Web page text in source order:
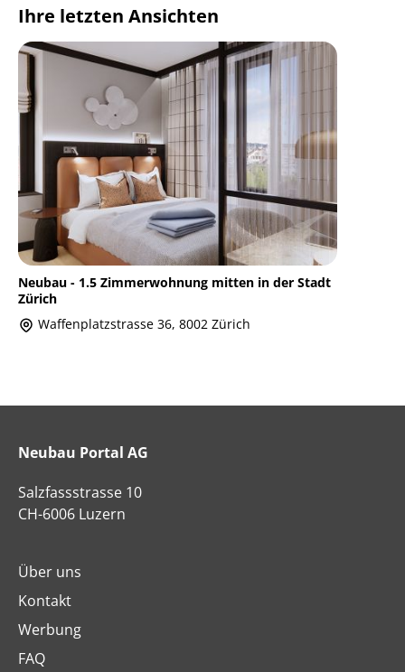
Ihre letzten Ansichten
Neubau - 1.5 Zimmerwohnung mitten in der Stadt
Zürich
Waffenplatzstrasse 36, 8002 Zürich
Neubau Portal AG
Salzfassstrasse 10
CH-6006 Luzern
Über uns
Kontakt
Werbung
FAQ